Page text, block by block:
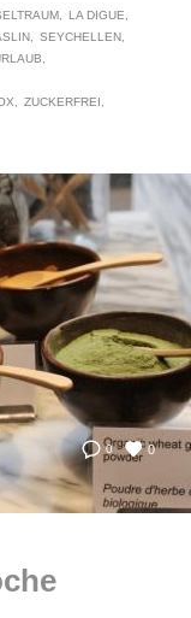
LA DIGUE
SEYCHELLEN
ZUCKERFREI
0 0